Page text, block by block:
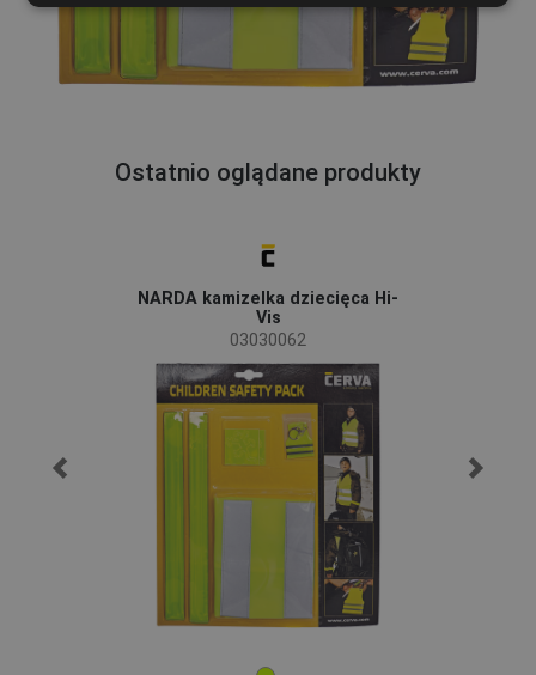
Ostatnio oglądane produkty
NARDA kamizelka dziecięca Hi-
Vis
03030062